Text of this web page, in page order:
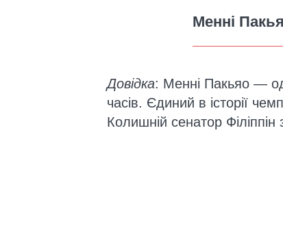
Менні
Довідка: Менні Пакьяо —
часів. Єдиний в історії
Колишній сенатор Філіппін